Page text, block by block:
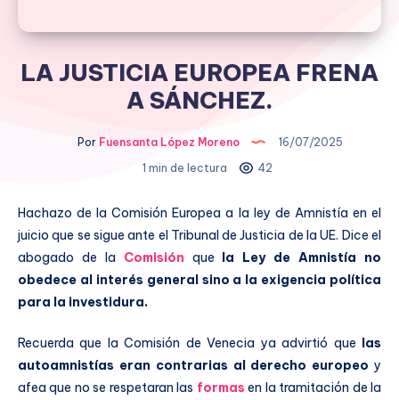
LA JUSTICIA EUROPEA FRENA
A SÁNCHEZ.
PorFuensanta López Moreno
16/07/2025
1 min de lectura
42
Hachazo de la Comisión Europea a la ley de Amnistía en el
juicio que se sigue ante el Tribunal de Justicia de la UE. Dice el
abogado de la Comisión que la Ley de Amnistía no
obedece al interés general sino a la exigencia política
para la investidura.
Recuerda que la Comisión de Venecia ya advirtió que las
autoamnistías eran contrarias al derecho europeo y
afea que no se respetaran las formas en la tramitación de la